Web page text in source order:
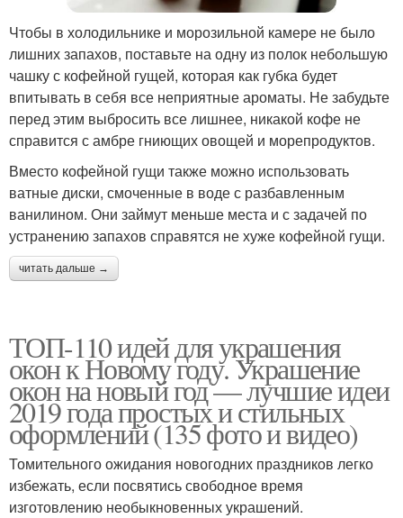
Чтобы в холодильнике и морозильной камере не было
лишних запахов, поставьте на одну из полок небольшую
чашку с кофейной гущей, которая как губка будет
впитывать в себя все неприятные ароматы. Не забудьте
перед этим выбросить все лишнее, никакой кофе не
справится с амбре гниющих овощей и морепродуктов.
Вместо кофейной гущи также можно использовать
ватные диски, смоченные в воде с разбавленным
ванилином. Они займут меньше места и с задачей по
устранению запахов справятся не хуже кофейной гущи.
читать дальше →
ТОП-110 идей для украшения
окон к Новому году. Украшение
окон на новый год — лучшие идеи
2019 года простых и стильных
оформлений (135 фото и видео)
Томительного ожидания новогодних праздников легко
избежать, если посвятись свободное время
изготовлению необыкновенных украшений.